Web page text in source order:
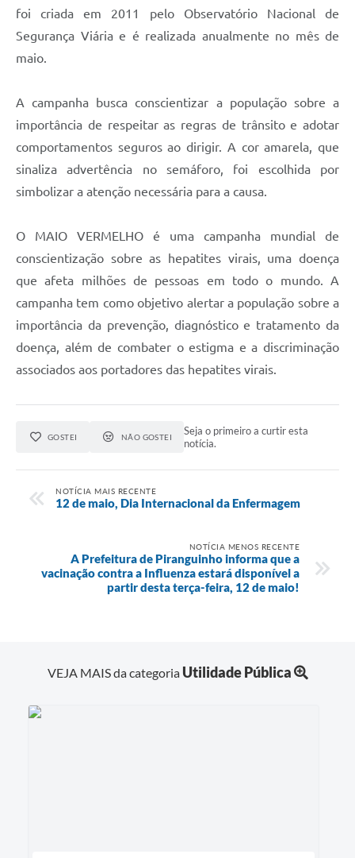
foi criada em 2011 pelo Observatório Nacional de
Segurança Viária e é realizada anualmente no mês de
maio.
A campanha busca conscientizar a população sobre a
importância de respeitar as regras de trânsito e adotar
comportamentos seguros ao dirigir. A cor amarela, que
sinaliza advertência no semáforo, foi escolhida por
simbolizar a atenção necessária para a causa.
O MAIO VERMELHO é uma campanha mundial de
conscientização sobre as hepatites virais, uma doença
que afeta milhões de pessoas em todo o mundo. A
campanha tem como objetivo alertar a população sobre a
importância da prevenção, diagnóstico e tratamento da
doença, além de combater o estigma e a discriminação
associados aos portadores das hepatites virais.
GOSTEI NÃO GOSTEI
Seja o primeiro a curtir esta
notícia.
NOTÍCIA MAIS RECENTE
12 de maio, Dia Internacional da Enfermagem
NOTÍCIA MENOS RECENTE
A Prefeitura de Piranguinho informa que a
vacinação contra a Influenza estará disponível a
partir desta terça-feira, 12 de maio!
VEJA MAIS da categoria Utilidade Pública